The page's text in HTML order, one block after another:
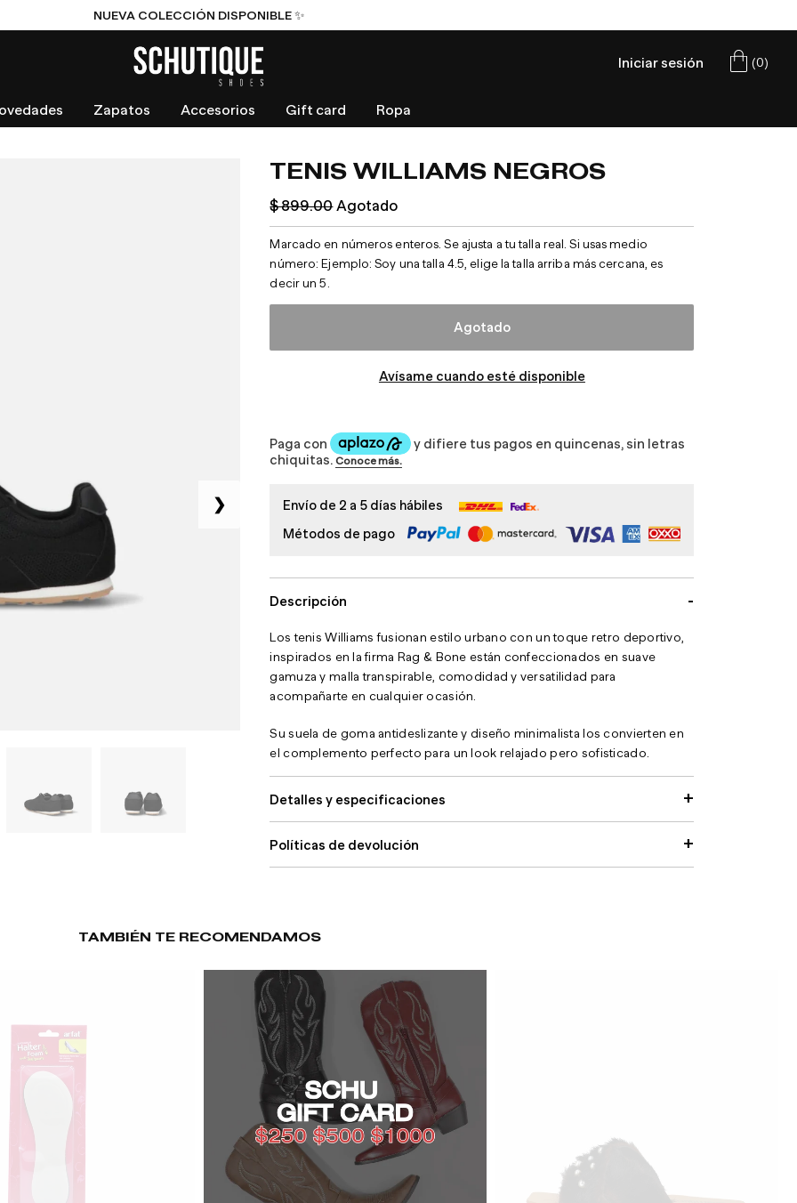
NUEVA COLECCIÓN DISPONIBLE ✨
Iniciar sesión Carrito
(0)
Zapatos Accesorios Gift card Ropa
❯
TENIS WILLIAMS NEGROS
Precio
habitual
$ 899.00 Agotado
Marcado en números enteros. Se ajusta a tu talla real. Si usas medio
número: Ejemplo: Soy una talla 4.5, elige la talla arriba más cercana, es
decir un 5.
Agotado
Avísame cuando esté disponible
Envío de 2 a 5 días hábiles
Métodos de pago
Descripción
Los tenis Williams fusionan estilo urbano con un toque retro deportivo,
inspirados en la firma Rag & Bone están confeccionados en suave
gamuza y malla transpirable, comodidad y versatilidad para
acompañarte en cualquier ocasión.
Su suela de goma antideslizante y diseño minimalista los convierten en
el complemento perfecto para un look relajado pero sofisticado.
Detalles y especificaciones
Políticas de devolución
TAMBIÉN TE RECOMENDAMOS